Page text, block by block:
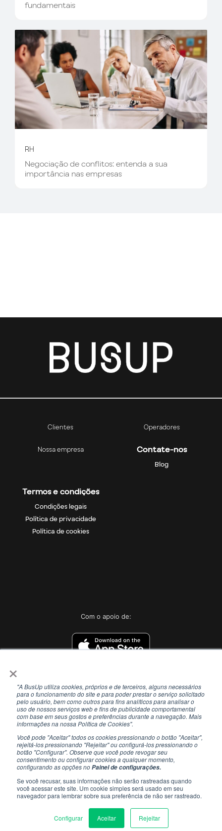
×
"A BusUp utiliza cookies, próprios e de terceiros, alguns necessários
para o funcionamento do site e para poder prestar o serviço solicitado
pelo usuário, bem como outros para fins analíticos para analisar o
uso de nossos serviços web e fins de publicidade comportamental
com base em seus gostos e preferências durante a navegação. Mais
informações na nossa Política de Cookies".
Você pode "Aceitar" todos os cookies pressionando o botão "Aceitar",
rejeitá-los pressionando "Rejeitar" ou configurá-los pressionando o
botão "Configurar". Observe que você pode revogar seu
consentimento ou configurar cookies a qualquer momento,
configurando as opções noPainel de configurações.
Se você recusar, suas informações não serão rastreadas quando
você acessar este site. Um cookie simples será usado em seu
navegador para lembrar sobre sua preferência de não ser rastreado.
Configurar Aceitar Rejeitar
fundamentais
RH
Negociação de conflitos: entenda a sua
importância nas empresas
Clientes Operadores
Nossa empresa Contate-nos
Blog
Termos e condições
Condições legais
Política de privacidade
Política de cookies
Com o apoio de: